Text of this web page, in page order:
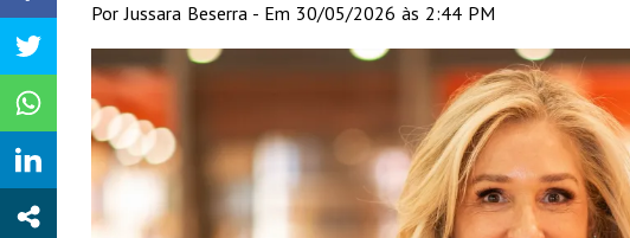
Por Jussara Beserra - Em 30/05/2026 às 2:44 PM